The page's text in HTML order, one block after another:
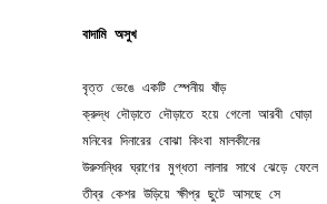
বাদামি অসুখ
বৃত্ত ভেঙে একটি স্পেনীয় ষাঁড়
ক্রুদ্ধ দৌড়াতে দৌড়াতে হয়ে গেলো আরবী ঘোড়া
মনিবের দিনারের বোঝা কিংবা মালকীনের
উরুসন্ধির ঘ্রাণের মুগ্ধতা লালার সাথে ঝেড়ে ফেলে
তীব্র কেশর উড়িয়ে ক্ষীপ্র ছুটে আসছে সে